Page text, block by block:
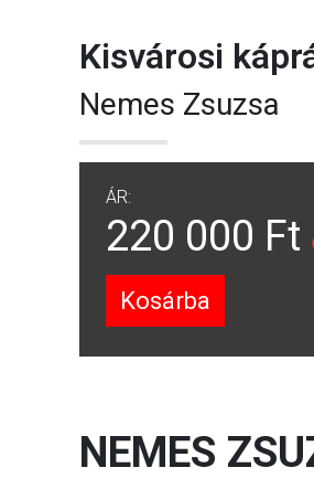
Kisvárosi
Nemes Zsuzsa
ÁR:
220 000 Ft
Kosárba
NEMES